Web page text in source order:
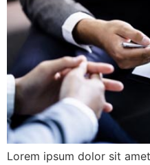
Lorem ipsum dolor sit